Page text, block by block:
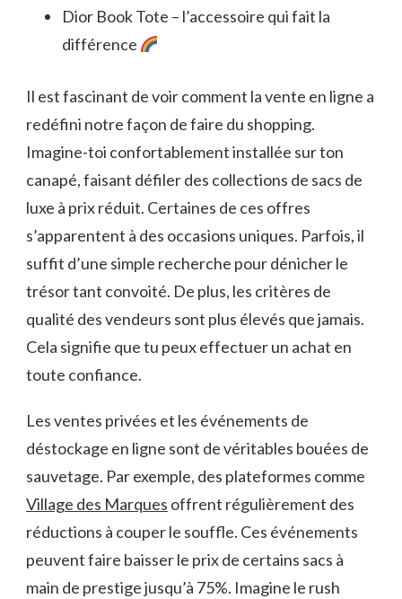
Dior Book Tote – l’accessoire qui fait la
différence
Il est fascinant de voir comment la vente en ligne a
redéfini notre façon de faire du shopping.
Imagine-toi confortablement installée sur ton
canapé, faisant défiler des collections de sacs de
luxe à prix réduit. Certaines de ces offres
s’apparentent à des occasions uniques. Parfois, il
suffit d’une simple recherche pour dénicher le
trésor tant convoité. De plus, les critères de
qualité des vendeurs sont plus élevés que jamais.
Cela signifie que tu peux effectuer un achat en
toute confiance.
Les ventes privées et les événements de
déstockage en ligne sont de véritables bouées de
sauvetage. Par exemple, des plateformes comme
Village des Marques offrent régulièrement des
réductions à couper le souffle. Ces événements
peuvent faire baisser le prix de certains sacs à
main de prestige jusqu’à 75%. Imagine le rush